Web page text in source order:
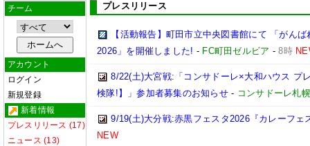
チーム
アカウント
ログイン
新規登録
新着情報
プレスリリース (17)
ニュース (13)
プレスリリース
【活動報告】町田市立中央図書館にて 「がん
2026」を開催しました! - FC町田ゼルビア -8時
8/22(土)大宮戦:「コンサドーレ×大和ハウス プ
検隊!】」参加者募集のお知らせ - コンサドーレ札幌
9/19(土)大分戦:赤黒フェスタ2026『カレーフェ
NEW